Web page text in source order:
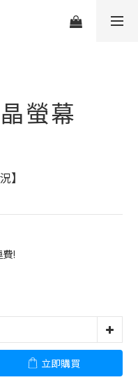
螢幕
】
!
立即購買